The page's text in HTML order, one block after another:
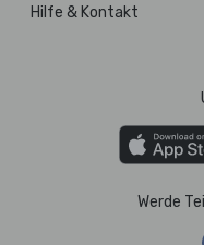
Hilfe & Kontakt
Werde